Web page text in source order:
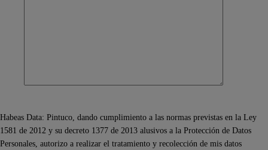
Habeas Data: Pintuco, dando cumplimiento a las normas previstas en la Ley
1581 de 2012 y su decreto 1377 de 2013 alusivos a la Protección de Datos
Personales, autorizo a realizar el tratamiento y recolección de mis datos